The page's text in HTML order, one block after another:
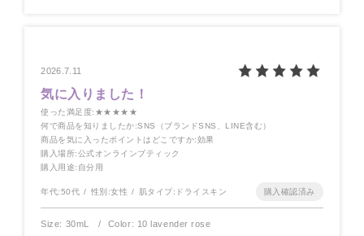
2026.7.11
気に入りました！
使った満足度:★★★★★
何で商品を知りましたか:SNS（ブランドSNS、LINE含む）
商品を気に入ったポイントはどこですか:効果
購入場所:公式オンラインブティック
購入用途:自分用
年代:50代 性別:女性 肌タイプ: ドライスキン
Size: 30mL Color: 10 lavender rose